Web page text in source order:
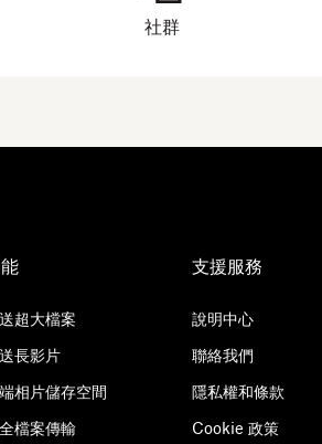
社群
超大檔案
長影片
相片儲存空間
檔案傳輸
支援服務
說明中心
聯絡我們
隱私權和條款
Cookie 政策